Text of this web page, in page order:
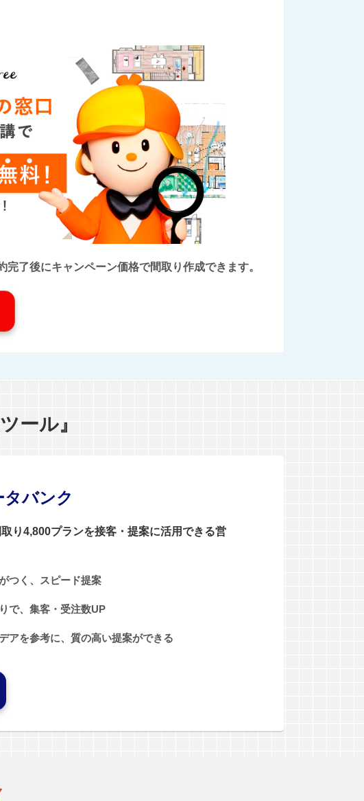
了後にキャンペーン価格で間取り作成できます。
ール』
バンク
り4,800プランを接客・提案に活用できる営
つく、スピード提案
で、集客・受注数UP
アを参考に、質の高い提案ができる